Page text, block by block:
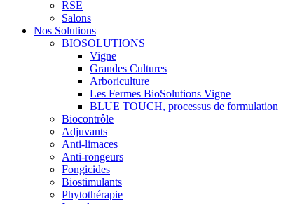
RSE
Salons
Nos Solutions
BIOSOLUTIONS
Vigne
Grandes Cultures
Arboriculture
Les Fermes BioSolutions Vigne
BLUE TOUCH, processus de formulation
Biocontrôle
Adjuvants
Anti-limaces
Anti-rongeurs
Fongicides
Biostimulants
Phytothérapie